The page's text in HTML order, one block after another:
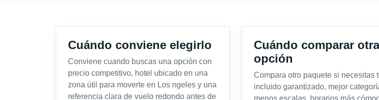
Cuándo conviene elegirlo
Conviene cuando buscas una opción con
precio competitivo, hotel ubicado en una
zona útil para moverte en Los ngeles y una
referencia clara de vuelo redondo antes de
Cuándo comparar otra
opción
Compara otro paquete si necesitas
incluido garantizado, mejor
menos escalas, horarios más